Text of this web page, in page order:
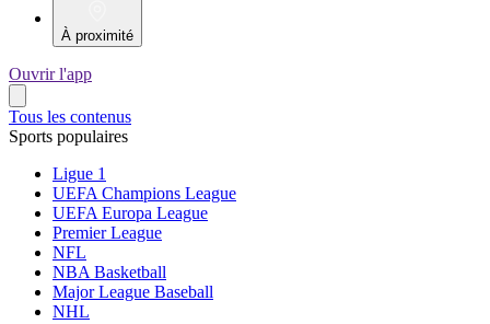
À proximité
Ouvrir l'app
Tous les contenus
Sports populaires
Ligue 1
UEFA Champions League
UEFA Europa League
Premier League
NFL
NBA Basketball
Major League Baseball
NHL